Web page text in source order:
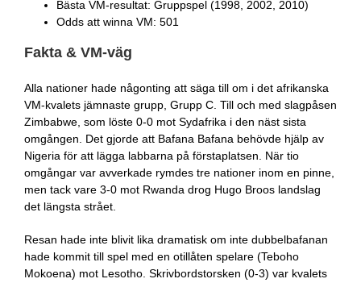
Bästa VM-resultat: Gruppspel (1998, 2002, 2010)
Odds att winna VM: 501
Fakta & VM-väg
Alla nationer hade någonting att säga till om i det afrikanska
VM-kvalets jämnaste grupp, Grupp C. Till och med slagpåsen
Zimbabwe, som löste 0-0 mot Sydafrika i den näst sista
omgången. Det gjorde att Bafana Bafana behövde hjälp av
Nigeria för att lägga labbarna på förstaplatsen. När tio
omgångar var avverkade rymdes tre nationer inom en pinne,
men tack vare 3-0 mot Rwanda drog Hugo Broos landslag
det längsta strået.
Resan hade inte blivit lika dramatisk om inte dubbelbafanan
hade kommit till spel med en otillåten spelare (Teboho
Mokoena) mot Lesotho. Skrivbordstorsken (0-3) var kvalets